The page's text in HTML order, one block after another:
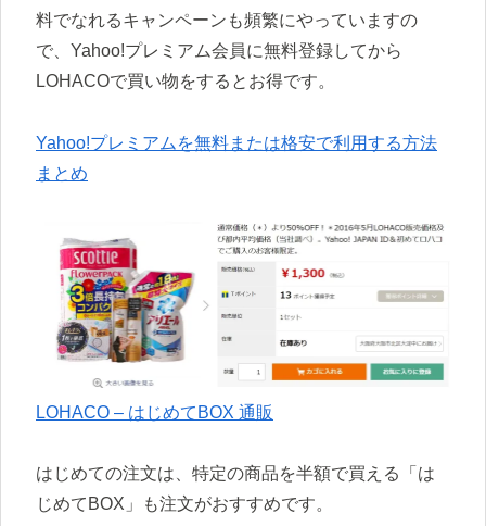
料でなれるキャンペーンも頻繁にやっていますの
で、Yahoo!プレミアム会員に無料登録してから
LOHACOで買い物をするとお得です。
Yahoo!プレミアムを無料または格安で利用する方法
まとめ
LOHACO – はじめてBOX 通販
はじめての注文は、特定の商品を半額で買える「は
じめてBOX」も注文がおすすめです。